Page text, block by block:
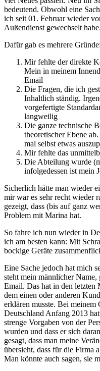
bedeutend. Obwohl eine
ich seit 01. Februar wieder
Außendienst gewechselt habe.
Dafür gab es mehrere Gründe:
Mir fehlte der direkte
Mein in meinem
Email
Die Fragen, die ich
Inhaltlich ständig.
vorgefertigte
langweilig
Die ganze technische
theoretischer Ebene
mal selbst etwas
Mir fehlte das
Die Abteilung wurde
infolgedessen ist mein
Sicherlich hätte man wieder
mir war es sehr recht wieder
gezeigt, dass (bis auf ganz
Problem mit Marina hat.
So fahre ich nun wieder in
ich am besten kann: Mit
bockige Geräte
Eine Sache jedoch hat mich
steht mein männlicher
Email. Das hat in den letzten
dem einen oder anderen
erklären musste. Bei meinem
Deutschland Anfang 2013
strenge Vorgaben von der
wurden und dass er sich
gesagt, dass man meine
übersieht, dass für die Firma
Man könnte auch sagen, sie